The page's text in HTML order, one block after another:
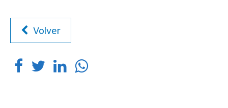
Volver